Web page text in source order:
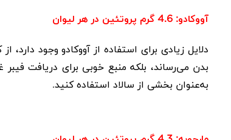
آووکادو: 4.6 گرم پروتئین در هر لیوان
دلایل زیادی برای استفاده از آووکادو وجود
بدن می‌رساند، بلکه منبع خوبی برای دریافت
به‌عنوان بخشی از سالاد استفاده کنید.